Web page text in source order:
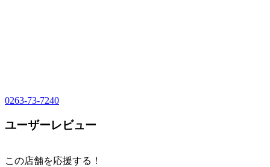
0263-73-7240
ユーザーレビュー
この店舗を応援する！